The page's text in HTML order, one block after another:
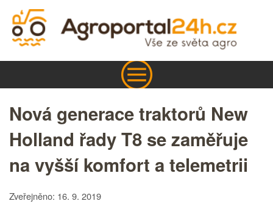
Nová generace traktorů New
Holland řady T8 se zaměřuje
na vyšší komfort a telemetrii
Zveřejněno: 16. 9. 2019